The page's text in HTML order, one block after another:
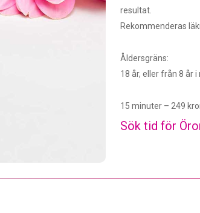
resultat.
Rekommenderas
Åldersgräns:
18 år, eller från 8 år
15 minuter – 249
Sök tid för